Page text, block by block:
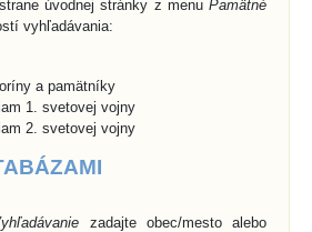
úvodnej stránky z menu Pamätné
vyhľadávania:
a pamätníky
1. svetovej vojny
2. svetovej vojny
zadajte obec/mesto alebo